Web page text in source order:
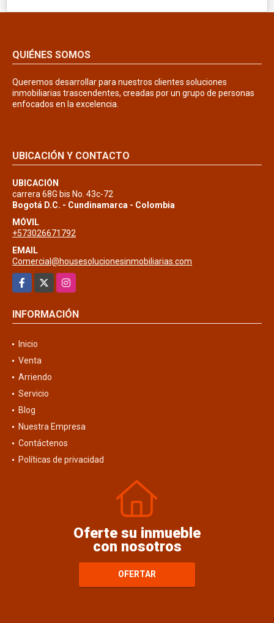
QUIÉNES SOMOS
Queremos desarrollar para nuestros clientes soluciones
inmobiliarias trascendentes, creadas por un grupo de personas
enfocados en la excelencia.
UBICACIÓN Y CONTACTO
UBICACIÓN
carrera 68G bis No. 43c-72
Bogotá D.C. - Cundinamarca - Colombia
MÓVIL
+573026671792
EMAIL
Comercial@housesolucionesinmobiliarias.com
Facebook
Instagram
INFORMACIÓN
Inicio
Venta
Arriendo
Servicio
Blog
Nuestra Empresa
Contáctenos
Políticas de privacidad
Oferte su inmueble
con nosotros
OFERTAR